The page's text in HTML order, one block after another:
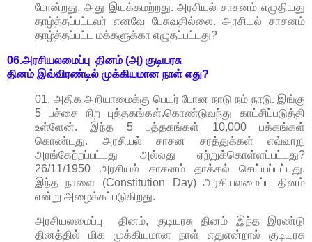
போன்றது, அது இயக்கமற்றது. அரசியல் சாசனம் எழுதியது
தாழ்த்தப்பட்டவர் எனவே பேசுவதில்லை. அரசியல் சாசனம்
தாழ்த்தப்பட்ட மக்களுக்கா எழுதப்பட்டது?
06.அரசியலமைப்பு தினம் (அ) குடியரசு
தினம் இவ்விரண்டில் முக்கியமான நாள் எது?
01. அதிக அறியாமைக்கு பெயர் போன நாடு நம் நாடு. இங்கு
5 பச்சை நிற புத்தகங்கள்.கொண்டுவந்து காட்சிப்படுத்தி
உள்ளேன். இந்த 5 புத்தகங்கள் 10,000 பக்கங்கள்
கொண்டது. அரசியல் சாசன சரத்துக்கள் எவ்வாறு
அரங்கேற்றப்பட்டது அல்லது ஏற்றுக்கொள்ளப்பட்டது?
26/11/1950 அரசியல் சாசனம் தாக்கல் செய்யப்பட்டது.
இந்த நாளை (Constitution Day) அரசியலமைப்பு தினம்
என்று அழைக்கப்படுகிறது.
அரசியலமைப்பு தினம், குடியரசு தினம் இந்த இரண்டு
தினத்தில் மிக முக்கியமான நாள் எதுஎன்றால் குடியரசு